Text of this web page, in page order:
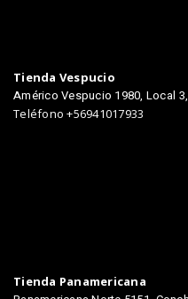
Tienda Vespucio
Américo Vespucio 1980, Local
Teléfono +56941017933
Tienda Panamericana